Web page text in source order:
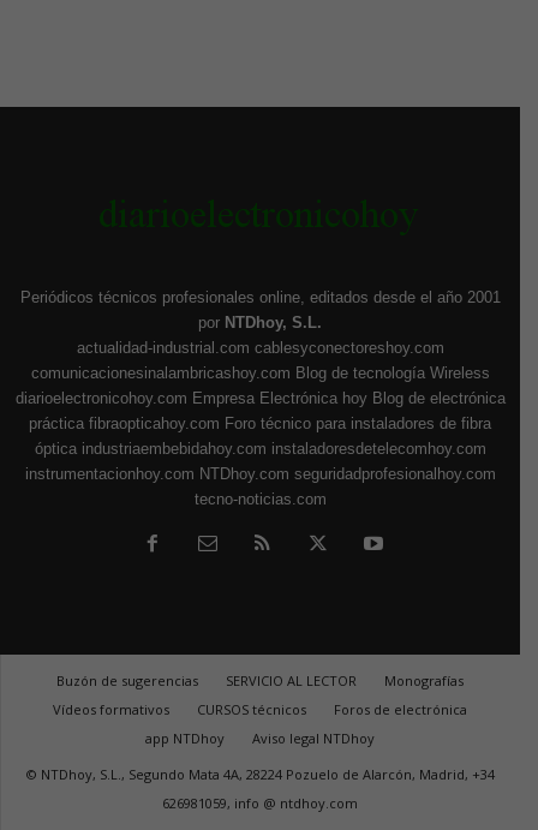
Periódicos técnicos profesionales online, editados desde el año 2001
por NTDhoy, S.L.
actualidad-industrial.com cablesyconectoreshoy.com
comunicacionesinalambricashoy.com Blog de tecnología Wireless
diarioelectronicohoy.com Empresa Electrónica hoy Blog de electrónica
práctica fibraopticahoy.com Foro técnico para instaladores de fibra
óptica industriaembebidahoy.com instaladoresdetelecomhoy.com
instrumentacionhoy.com NTDhoy.com seguridadprofesionalhoy.com
tecno-noticias.com
Buzón de sugerencias SERVICIO AL LECTOR
Monografías
Vídeos formativos
CURSOS técnicos
Foros de electrónica
app NTDhoy
Aviso legal NTDhoy
© NTDhoy, S.L., Segundo Mata 4A, 28224 Pozuelo de Alarcón, Madrid, +34
626981059, info @ ntdhoy.com